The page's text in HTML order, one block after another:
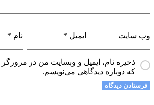
نام * ایمیل * وب‌ سایت
ذخیره نام، ایمیل و وبسایت من در مرورگر
که دوباره دیدگاهی می‌نویسم.